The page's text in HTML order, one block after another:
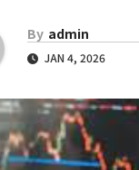
By admin
JAN 4, 2026